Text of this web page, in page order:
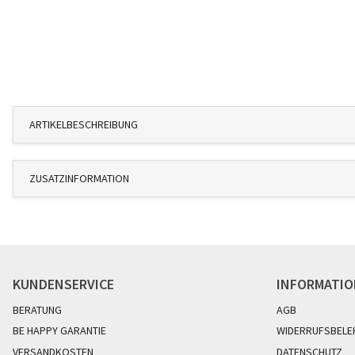
ARTIKELBESCHREIBUNG
ZUSATZINFORMATION
KUNDENSERVICE
BERATUNG
BE HAPPY GARANTIE
VERSANDKOSTEN
AGB
DATENSCHUTZ